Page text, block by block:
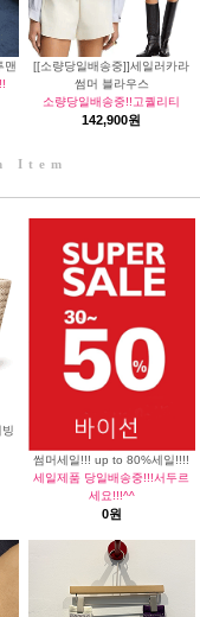
맨
[[소량당일배송중]]세일러카라
썸머 블라우스
소량당일배송중!!고퀄리티
142,900원
Item
썸머세일!!! up to 80%세일!!!!
세일제품 당일배송중!!!서두르
세요!!!^^
0원